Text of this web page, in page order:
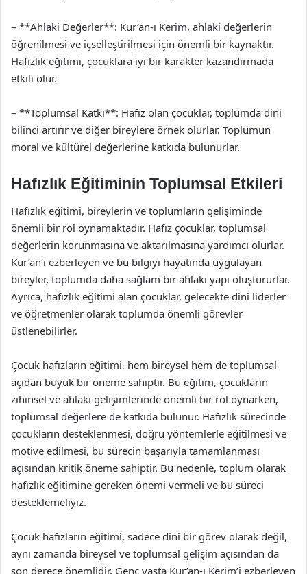
– **Ahlaki Değerler**: Kur’an-ı Kerim, ahlaki değerlerin
öğrenilmesi ve içselleştirilmesi için önemli bir kaynaktır.
Hafızlık eğitimi, çocuklara iyi bir karakter kazandırmada
etkili olur.
– **Toplumsal Katkı**: Hafız olan çocuklar, toplumda dini
bilinci artırır ve diğer bireylere örnek olurlar. Toplumun
moral ve kültürel değerlerine katkıda bulunurlar.
Hafızlık Eğitiminin Toplumsal Etkileri
Hafızlık eğitimi, bireylerin ve toplumların gelişiminde
önemli bir rol oynamaktadır. Hafız çocuklar, toplumsal
değerlerin korunmasına ve aktarılmasına yardımcı olurlar.
Kur’an’ı ezberleyen ve bu bilgiyi hayatında uygulayan
bireyler, toplumda daha sağlam bir ahlaki yapı oluştururlar.
Ayrıca, hafızlık eğitimi alan çocuklar, gelecekte dini liderler
ve öğretmenler olarak toplumda önemli görevler
üstlenebilirler.
Çocuk hafızların eğitimi, hem bireysel hem de toplumsal
açıdan büyük bir öneme sahiptir. Bu eğitim, çocukların
zihinsel ve ahlaki gelişimlerinde önemli bir rol oynarken,
toplumsal değerlere de katkıda bulunur. Hafızlık sürecinde
çocukların desteklenmesi, doğru yöntemlerle eğitilmesi ve
motive edilmesi, bu sürecin başarıyla tamamlanması
açısından kritik öneme sahiptir. Bu nedenle, toplum olarak
hafızlık eğitimine gereken önemi vermeli ve bu süreci
desteklemeliyiz.
Çocuk hafızların eğitimi, sadece dini bir görev olarak değil,
aynı zamanda bireysel ve toplumsal gelişim açısından da
son derece önemlidir. Genç yaşta Kur’an-ı Kerim’i ezberleyen